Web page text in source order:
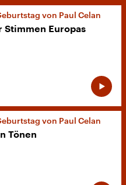
von Paul Celan
Stimmen Europas
von Paul Celan
Tönen